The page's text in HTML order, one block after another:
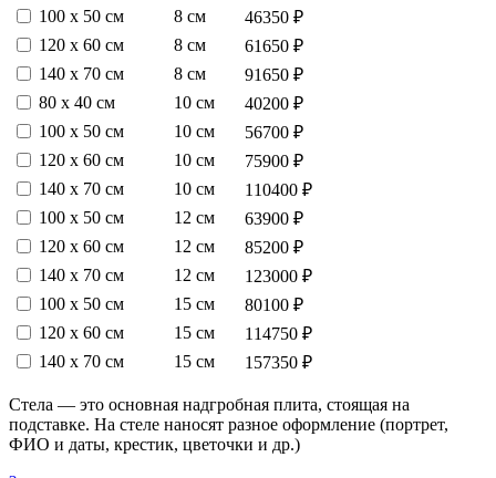
100 х 50 см
8 см
46350 ₽
120 х 60 см
8 см
61650 ₽
140 х 70 см
8 см
91650 ₽
80 х 40 см
10 см
40200 ₽
100 х 50 см
10 см
56700 ₽
120 х 60 см
10 см
75900 ₽
140 х 70 см
10 см
110400 ₽
100 х 50 см
12 см
63900 ₽
120 х 60 см
12 см
85200 ₽
140 х 70 см
12 см
123000 ₽
100 х 50 см
15 см
80100 ₽
120 х 60 см
15 см
114750 ₽
140 х 70 см
15 см 157350 ₽
Стела — это основная надгробная плита, стоящая на
подставке. На стеле наносят разное оформление (портрет,
ФИО и даты, крестик, цветочки и др.)